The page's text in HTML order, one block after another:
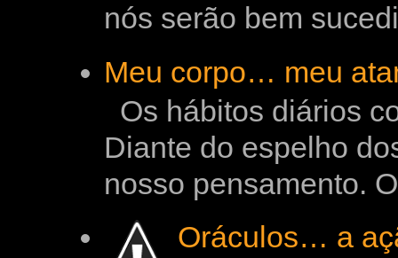
nós serão bem
Meu corpo… meu
Os hábitos diários
Diante do espelho
nosso pensamento.
Oráculos… a